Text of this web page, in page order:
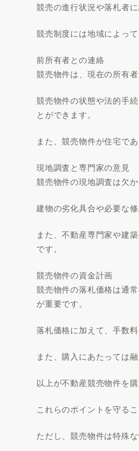
競売の進行状況や落札者
競売制度には地域によっ
前所有者との連絡
競売物件は、現在の所有
競売物件の状態や法的手
とができます。
また、競売物件が住宅で
現地調査と専門家の意見
競売物件の現地調査は欠か
建物の劣化具合や必要な
また、不動産専門家や建
です。
競売物件の資金計画
競売物件の落札価格は通
が重要です。
落札価格に加えて、手数
また、購入にあたっては
以上が不動産競売物件を
これらのポイントを守る
ただし、競売物件は特殊